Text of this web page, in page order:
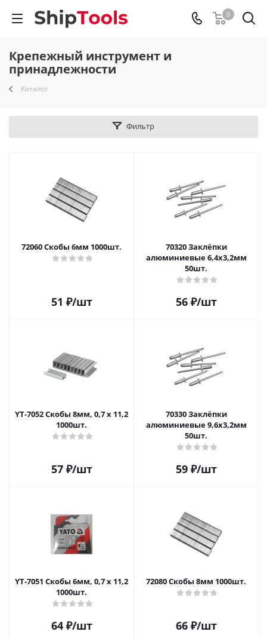
0
Крепежный инструмент и
принадлежности
Каталог
Фильтр
72060 Скобы 6мм 1000шт.
51 ₽/шт
70320 Заклёпки
алюминиевые 6,4x3,2мм
50шт.
56₽/шт
YT-7052 Скобы 8мм, 0,7 х 11,2
1000шт.
57₽/шт
70330 Заклёпки
алюминиевые 9,6x3,2мм
50шт.
59₽/шт
YT-7051 Скобы 6мм, 0,7 х 11,2
1000шт.
64₽/шт
72080 Скобы 8мм 1000шт.
66₽/шт